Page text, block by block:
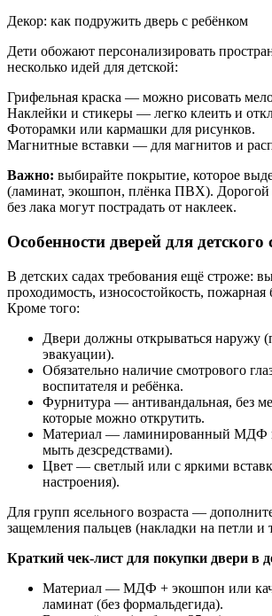
Декор: как подружить дверь с ребёнком
Дети обожают персонализировать
несколько идей для детской:
Грифельная краска — можно рисовать
Наклейки и стикеры — легко клеить и
Фоторамки или кармашки для рисунков.
Магнитные вставки — для магнитов и
Важно: выбирайте покрытие, которое
(ламинат, экошпон, плёнка ПВХ).
без лака могут пострадать от наклеек.
Особенности дверей для детского
В детских садах требования ещё строже:
проходимость, износостойкость, пожарная
Кроме того:
Двери должны открываться наружу
эвакуации).
Обязательно наличие смотрового
воспитателя и ребёнка.
Фурнитура — антивандальная, без
которые можно открутить.
Материал — ламинированный МДФ
мыть дезсредствами).
Цвет — светлый или с яркими
настроения).
Для групп ясельного возраста —
защемления пальцев (накладки на петли и
Краткий чек-лист для покупки двери в
Материал — МДФ + экошпон или
ламинат (без формальдегида).